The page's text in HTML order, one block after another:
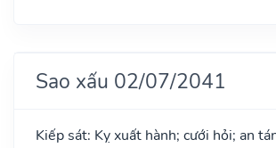
Sao xấu 02/07/2041
Kiếp sát: Kỵ xuất hành; cưới hỏi; an